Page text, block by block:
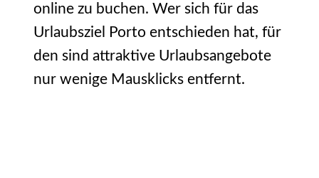
online zu buchen. Wer sich für das
Urlaubsziel Porto entschieden hat, für
den sind attraktive Urlaubsangebote
nur wenige Mausklicks entfernt.